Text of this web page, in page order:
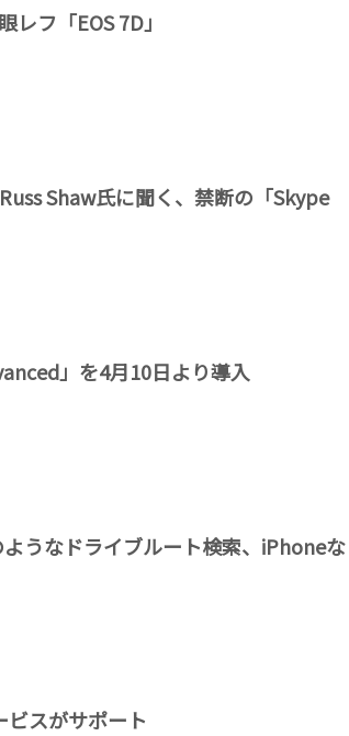
フ「EOS 7D」
Shaw氏に聞く、禁断の「Skype
」を4月10日より導入
うなドライブルート検索、iPhoneな
ビスがサポート